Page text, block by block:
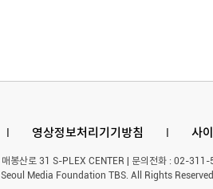
l 영상정보처리기기방침 l 사
봉산로 31 S-PLEX CENTER | 문의전화 : 02-
Media Foundation TBS. All Rights Reserved.